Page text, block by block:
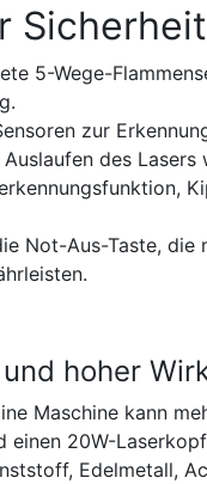
5-Wege-
zur
des
Not-Aus-Taste,
hoher
Maschine kann
einen 20W-
Edelmetall,